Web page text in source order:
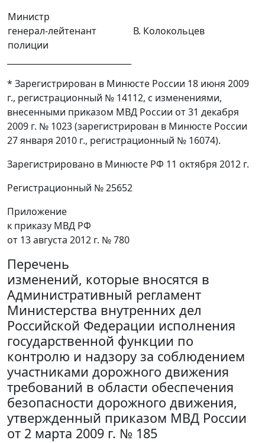
Министр
генерал-лейтенант
полиции
В. Колокольцев
* Зарегистрирован в Минюсте России 18 июня 2009
г., регистрационный № 14112, с изменениями,
внесенными приказом МВД России от 31 декабря
2009 г. № 1023 (зарегистрирован в Минюсте России
27 января 2010 г., регистрационный № 16074).
Зарегистрировано в Минюсте РФ 11 октября 2012 г.
Регистрационный № 25652
Приложение
к приказу МВД РФ
от 13 августа 2012 г. № 780
Перечень
изменений, которые вносятся в
Административный регламент
Министерства внутренних дел
Российской Федерации исполнения
государственной функции по
контролю и надзору за соблюдением
участниками дорожного движения
требований в области обеспечения
безопасности дорожного движения,
утвержденный приказом МВД России
от 2 марта 2009 г. № 185